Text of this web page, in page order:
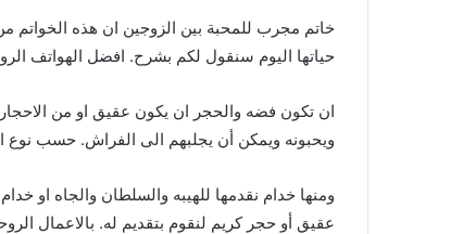
خاتم مجرب للمحبة بين الزوجين ان هذه الخواتم
حياتها اليوم سنقول لكم بشرح. افضل الهواتف
ان تكون فضه والحجر ان يكون عقيق او من
ويحبونه ويمكن أن يجلبهم الى الفراش. حسب نوع
ومنها خدام نقدمها للهيبه والسلطان والجاه او
عقيق أو حجر كريم لنقوم بتقديم له. بالاعمال